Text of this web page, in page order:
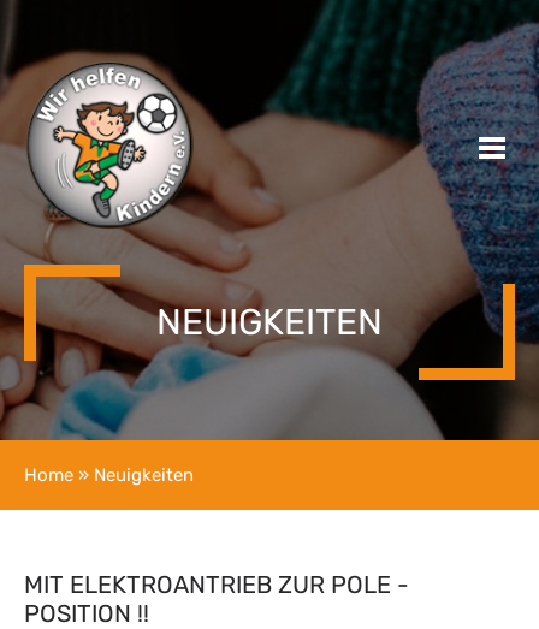
NEUIGKEITEN
Home » Neuigkeiten
MIT ELEKTROANTRIEB ZUR POLE -
POSITION !!